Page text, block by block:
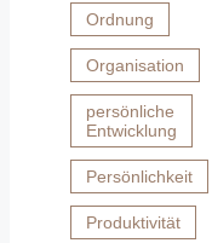
Ordnung
Organisation
persönliche
Entwicklung
Persönlichkeit
Produktivität